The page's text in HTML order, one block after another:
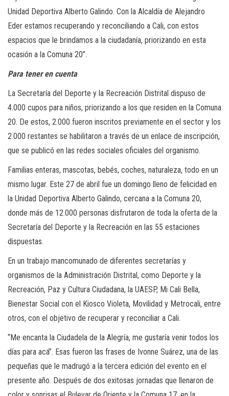
Unidad Deportiva Alberto Galindo. Con la Alcaldía de Alejandro
Eder estamos recuperando y reconciliando a Cali, con estos
espacios que le brindamos a la ciudadanía, priorizando en esta
ocasión a la Comuna 20”.
Para tener en cuenta
La Secretaría del Deporte y la Recreación Distrital dispuso de
4.000 cupos para niños, priorizando a los que residen en la Comuna
20. De estos, 2.000 fueron inscritos previamente en el sector y los
2.000 restantes se habilitaron a través de un enlace de inscripción,
que se publicó en las redes sociales oficiales del organismo.
Familias enteras, mascotas, bebés, coches, naturaleza, todo en un
mismo lugar. Este 27 de abril fue un domingo lleno de felicidad en
la Unidad Deportiva Alberto Galindo, cercana a la Comuna 20,
donde más de 12.000 personas disfrutaron de toda la oferta de la
Secretaría del Deporte y la Recreación en las 55 estaciones
dispuestas.
En un trabajo mancomunado de diferentes secretarías y
organismos de la Administración Distrital, como Deporte y la
Recreación, Paz y Cultura Ciudadana, la UAESP, Mi Cali Bella,
Bienestar Social con el Kiosco Violeta, Movilidad y Metrocali, entre
otros, con el objetivo de recuperar y reconciliar a Cali.
“Me encanta la Ciudadela de la Alegría, me gustaría venir todos los
días para acá”. Esas fueron las frases de Ivonne Suárez, una de las
pequeñas que le madrugó a la tercera edición del evento en el
presente año. Después de dos exitosas jornadas que llenaron de